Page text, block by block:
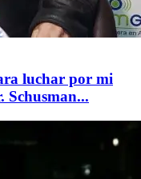
luchar por mi
Schusman...